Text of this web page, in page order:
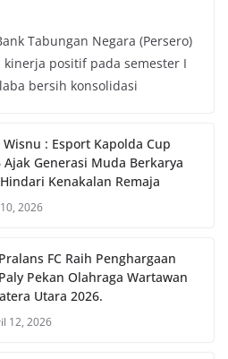
Tabungan Negara (Persero)
kinerja positif pada semester I
bersih konsolidasi
: Esport Kapolda Cup
Ajak Generasi Muda Berkarya
Kenakalan Remaja
2026
FC Raih Penghargaan
Pekan Olahraga Wartawan
Utara 2026.
12, 2026